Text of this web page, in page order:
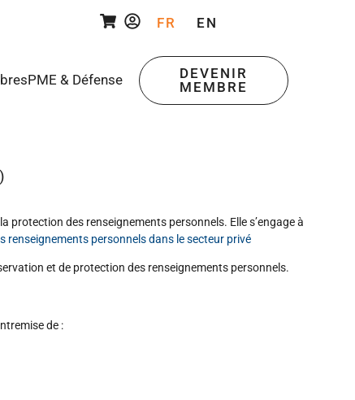
FR EN
PME & Défense
DEVENIR
MEMBRE
protection des renseignements personnels. Elle s’engage à
renseignements personnels dans le secteur privé
et de protection des renseignements personnels.
de :